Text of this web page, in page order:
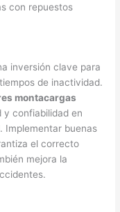
con repuestos
inversión clave para
de inactividad.
montacargas
y confiabilidad en
Implementar buenas
el correcto
mejora la